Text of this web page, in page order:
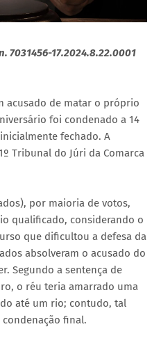
7031456-17.2024.8.22.0001
acusado de matar o próprio
foi condenado a 14
fechado. A
Tribunal do Júri da Comarca
por maioria de votos,
qualificado, considerando o
que dificultou a defesa da
absolveram o acusado do
Segundo a sentença de
o réu teria amarrado uma
até um rio; contudo, tal
final.